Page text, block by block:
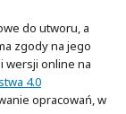
do utworu, a
zgody na jego
wersji online na
4.0
opracowań, w